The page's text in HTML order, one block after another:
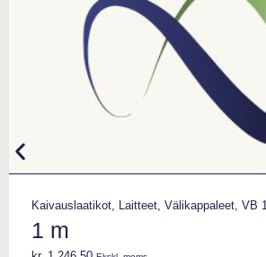
Kaivauslaatikot, Laitteet, Välikappaleet, VB
1 m